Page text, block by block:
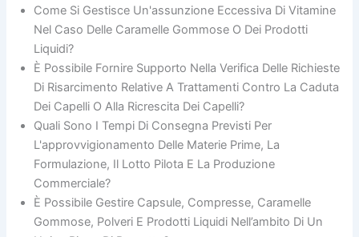
Come Si Gestisce Un'assunzione Eccessiva Di Vitamine
Nel Caso Delle Caramelle Gommose O Dei Prodotti
Liquidi?
È Possibile Fornire Supporto Nella Verifica Delle Richieste
Di Risarcimento Relative A Trattamenti Contro La Caduta
Dei Capelli O Alla Ricrescita Dei Capelli?
Quali Sono I Tempi Di Consegna Previsti Per
L'approvvigionamento Delle Materie Prime, La
Formulazione, Il Lotto Pilota E La Produzione
Commerciale?
È Possibile Gestire Capsule, Compresse, Caramelle
Gommose, Polveri E Prodotti Liquidi Nell’ambito Di Un